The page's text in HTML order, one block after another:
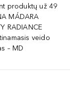
produktų už 49
MÁDARA
RADIANCE
veido
– MD